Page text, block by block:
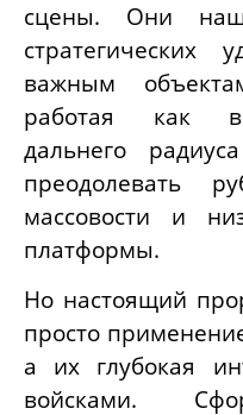
сцены. Они
стратегических
важным
работая как
дальнего
преодолевать
массовости и
платформы.
Но настоящий
просто
а их глубокая
войсками.